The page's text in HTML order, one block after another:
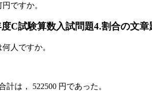
ですか。
度C試験算数入試問題4.割合の文
人ですか。
は， 522500 円であった。